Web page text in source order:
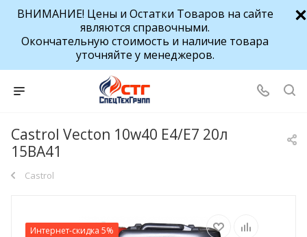
ВНИМАНИЕ! Цены и Остатки Товаров на сайте
являются справочными.
Окончательную стоимость и наличие товара
уточняйте у менеджеров.
Castrol Vecton 10w40 E4/E7 20л
15BA41
Castrol
Интернет-скидка 5%